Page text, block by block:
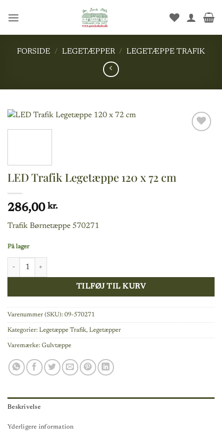
FORSIDE / LEGETÆPPER / LEGETÆPPE TRAFIK
LED Trafik Legetæppe 120 x 72 cm
286,00 kr.
Trafik Børnetæppe 570271
På lager
LED Trafik Legetæppe 120 x 72 cm antal
TILFØJ TIL KURV
Varenummer (SKU): 09-570271
Kategorier: Legetæppe Trafik, Legetæpper
Varemærke: Gulvtæppe
Beskrivelse
Yderligere information